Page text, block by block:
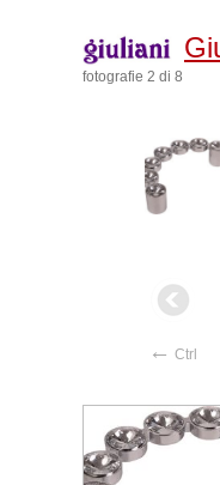
fotografie 2 di 8
← Ctrl